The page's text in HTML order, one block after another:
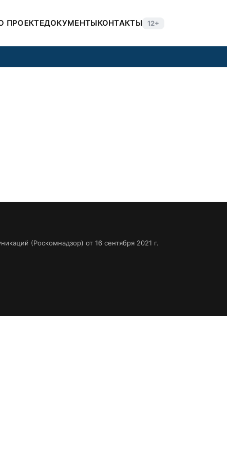
ПРОЕКТЕДОКУМЕНТЫКОНТАКТЫ 12+
(Роскомнадзор) от 16 сентября 2021 г.